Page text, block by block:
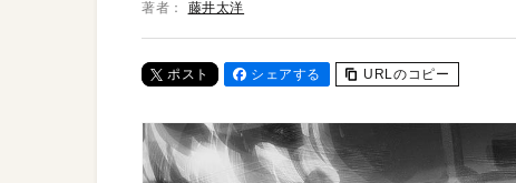
著者： 藤井太洋
ポスト シェアする URLのコピー